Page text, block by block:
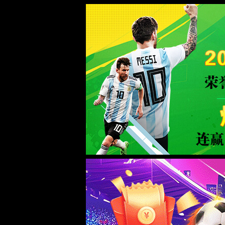
0567.c拉斯维加斯(Macau)股